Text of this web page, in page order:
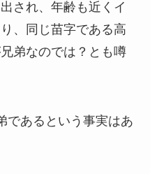
され、年齢も近くイ
、同じ苗字である高
弟なのでは？とも噂
であるという事実はあ